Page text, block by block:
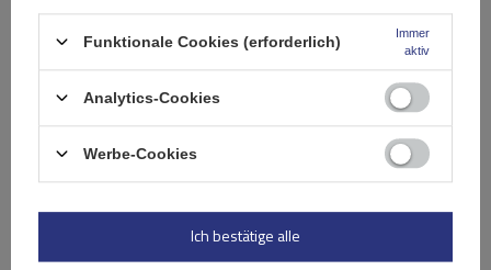
Lieferung
Stelle eine Frage
Bewertungen
Ihre Bewertung schreiben
Funktionale Cookies (erforderlich)
Immer
aktiv
Analytics-Cookies
Werbe-Cookies
Ich bestätige alle